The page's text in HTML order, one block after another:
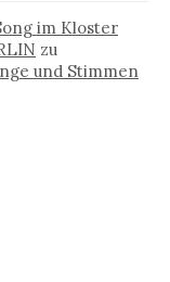
im Kloster
zu
und Stimmen